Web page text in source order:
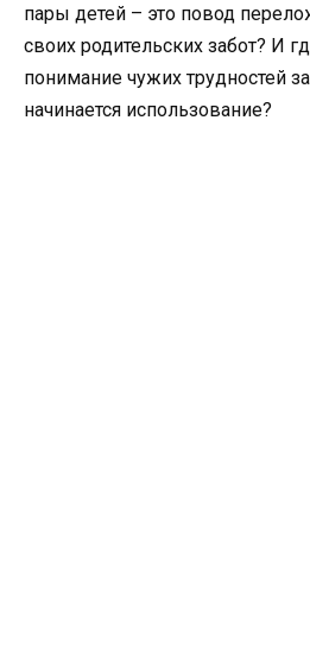
пары детей – это повод
своих родительских забот? И
понимание чужих трудностей
начинается использование?